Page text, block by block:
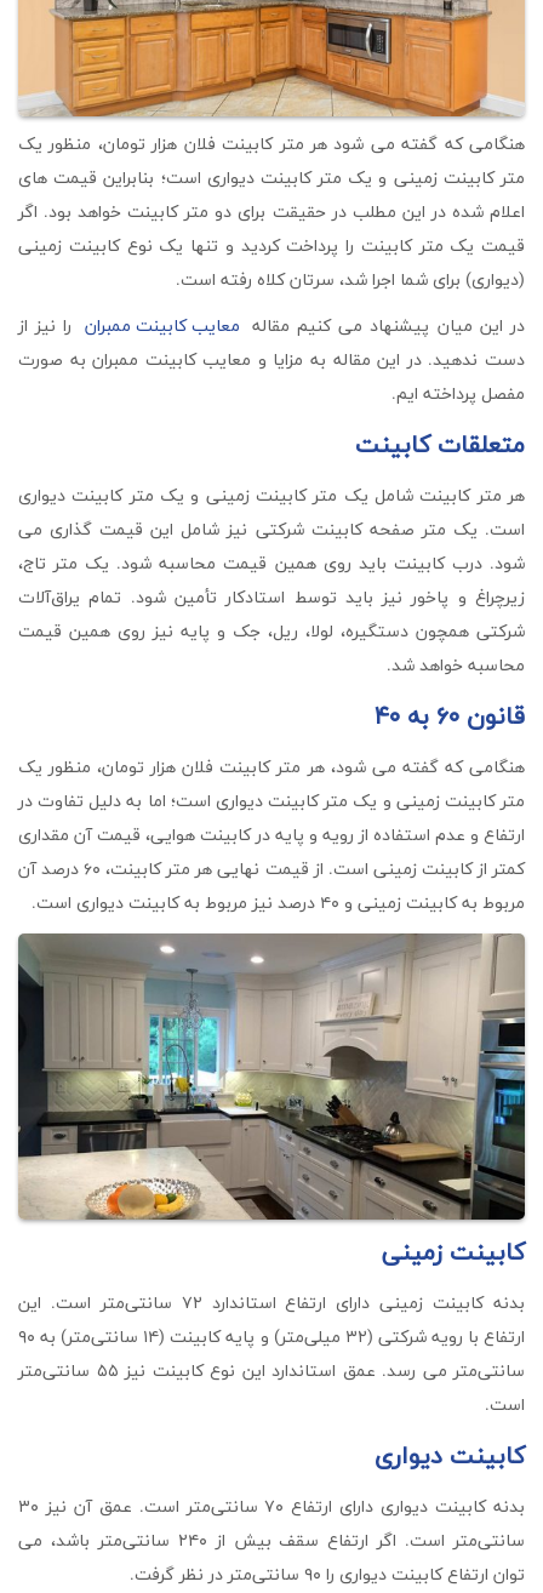
هنگامی که گفته می شود هر متر کابینت فلان هزار تومان، منظور یک
متر کابینت زمینی و یک متر کابینت دیواری است؛ بنابراین قیمت های
اعلام شده در این مطلب در حقیقت برای دو متر کابینت خواهد بود. اگر
قیمت یک متر کابینت را پرداخت کردید و تنها یک نوع کابینت زمینی
(دیواری) برای شما اجرا شد، سرتان کلاه رفته است.
در این میان پیشنهاد می کنیم مقاله معایب کابینت ممبران
را نیز از
دست ندهید. در این مقاله به مزایا و معایب کابینت ممبران به صورت
مفصل پرداخته ایم.
متعلقات کابینت
هر متر کابینت شامل یک متر کابینت زمینی و یک متر کابینت دیواری
است. یک متر صفحه کابینت شرکتی نیز شامل این قیمت گذاری می
شود. درب کابینت باید روی همین قیمت محاسبه شود. یک متر تاج،
زیرچراغ و پاخور نیز باید توسط استادکار تأمین شود. تمام یراق‌آلات
شرکتی همچون دستگیره، لولا، ریل، جک و پایه نیز روی همین قیمت
محاسبه خواهد شد.
قانون ۶۰ به ۴۰
هنگامی که گفته می شود، هر متر کابینت فلان هزار تومان، منظور یک
متر کابینت زمینی و یک متر کابینت دیواری است؛ اما به دلیل تفاوت در
ارتفاع و عدم استفاده از رویه و پایه در کابینت هوایی، قیمت آن مقداری
کمتر از کابینت زمینی است. از قیمت نهایی هر متر کابینت، ۶۰ درصد آن
مربوط به کابینت زمینی و ۴۰ درصد نیز مربوط به کابینت دیواری است.
کابینت زمینی
بدنه کابینت زمینی دارای ارتفاع استاندارد ۷۲ سانتی‌متر است. این
ارتفاع با رویه شرکتی (۳۲ میلی‌متر) و پایه کابینت (۱۴ سانتی‌متر) به ۹۰
سانتی‌متر می رسد. عمق استاندارد این نوع کابینت نیز ۵۵ سانتی‌متر
است.
کابینت دیواری
بدنه کابینت دیواری دارای ارتفاع ۷۰ سانتی‌متر است. عمق آن نیز ۳۰
سانتی‌متر است. اگر ارتفاع سقف بیش از ۲۴۰ سانتی‌متر باشد، می
توان ارتفاع کابینت دیواری را ۹۰ سانتی‌متر در نظر گرفت.